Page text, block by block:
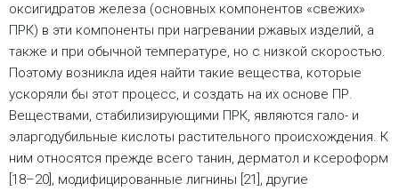
оксигидратов железа (основных компонентов «свежих»
ПРК) в эти компоненты при нагревании ржавых изделий, а
также и при обычной температуре, но с низкой скоростью.
Поэтому возникла идея найти такие вещества, которые
ускоряли бы этот процесс, и создать на их основе ПР.
Веществами, стабилизирующими ПРК, являются гало- и
эларгодубильные кислоты растительного происхождения. К
ним относятся прежде всего танин, дерматол и ксероформ
[18–20], модифицированные лигнины [21], другие